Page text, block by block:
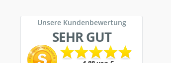
Unsere Kundenbewertung
SEHR GUT